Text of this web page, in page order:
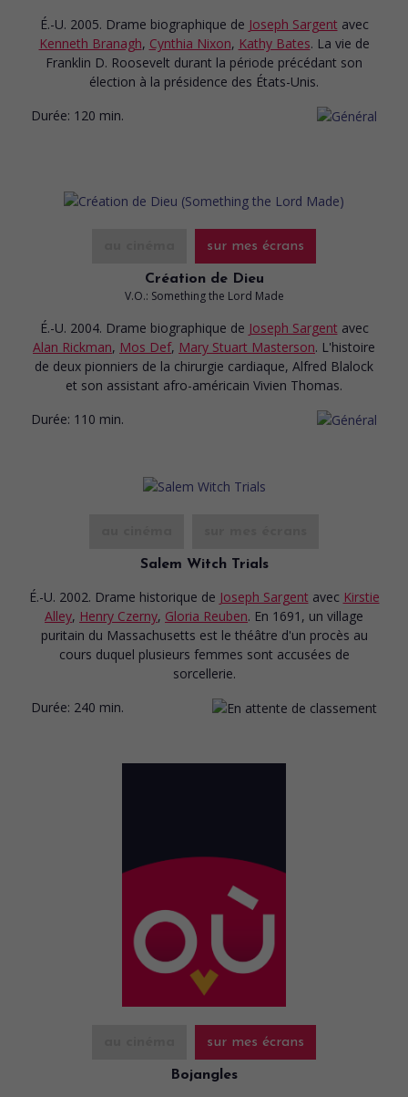
É.-U. 2005. Drame biographique de Joseph Sargent avec
Kenneth Branagh, Cynthia Nixon, Kathy Bates. La vie de
Franklin D. Roosevelt durant la période précédant son
élection à la présidence des États-Unis.
Durée: 120 min.
sur mes écrans
Création de Dieu
V.O.: Something the Lord Made
É.-U. 2004. Drame biographique de Joseph Sargent avec
Alan Rickman, Mos Def, Mary Stuart Masterson. L'histoire
de deux pionniers de la chirurgie cardiaque, Alfred Blalock
et son assistant afro-américain Vivien Thomas.
Durée: 110 min.
Salem Witch Trials
É.-U. 2002. Drame historique de Joseph Sargent avec Kirstie
Alley, Henry Czerny, Gloria Reuben. En 1691, un village
puritain du Massachusetts est le théâtre d'un procès au
cours duquel plusieurs femmes sont accusées de
sorcellerie.
Durée: 240 min.
sur mes écrans
Bojangles